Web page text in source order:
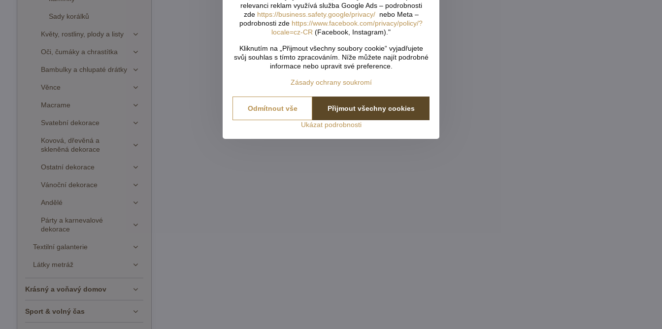
Sady korálků
Květy, rostliny, plody a listy
Oči, čumáky a chrastítka
Bambulky a chlupaté drátky
Věnce
Macrame
Svatební dekorace
Kovová, dřevěná a
skleněná dekorace
Ostatní dekorace
Vánoční dekorace
Andělé
Párty a karnevalové
dekorace
Textilní galanterie
Látky metráž
Krásný a voňavý domov
Sport & volný čas
relevanci reklam využívá služba Google Ads – podrobnosti
zde https://business.safety.google/privacy/nebo Meta –
podrobnosti zde https://www.facebook.com/privacy/policy/?
locale=cz-CR (Facebook, Instagram)."
Kliknutím na „Přijmout všechny soubory cookie“ vyjadřujete
svůj souhlas s tímto zpracováním. Níže můžete najít podrobné
informace nebo upravit své preference.
Zásady ochrany soukromí
Ukázat podrobnosti
Přijmout všechny cookies
Odmítnout vše